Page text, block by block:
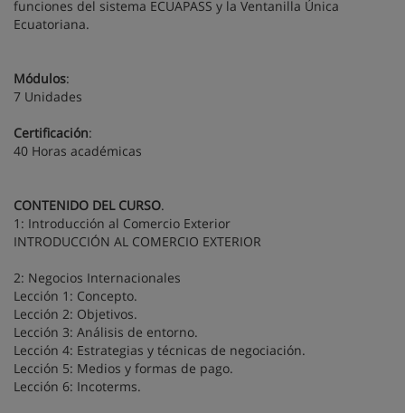
funciones del sistema ECUAPASS y la Ventanilla Única
Ecuatoriana.
Módulos:
7 Unidades
Certificación:
40 Horas académicas
CONTENIDO DEL CURSO.
1: Introducción al Comercio Exterior
INTRODUCCIÓN AL COMERCIO EXTERIOR
2: Negocios Internacionales
Lección 1: Concepto.
Lección 2: Objetivos.
Lección 3: Análisis de entorno.
Lección 4: Estrategias y técnicas de negociación.
Lección 5: Medios y formas de pago.
Lección 6: Incoterms.